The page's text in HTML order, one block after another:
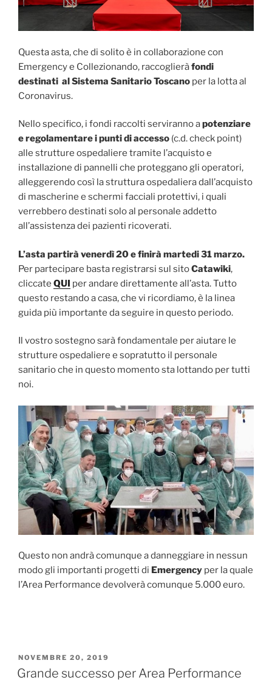
Questa asta, che di solito è in collaborazione con
Emergency e Collezionando, raccoglieràfondi
destinati al Sistema Sanitario Toscano per la lotta al
Coronavirus.
Nello specifico, i fondi raccolti serviranno apotenziare
e regolamentare i punti di accesso (c.d. check point)
alle strutture ospedaliere tramite l’acquisto e
installazione di pannelli che proteggano gli operatori,
alleggerendo così la struttura ospedaliera dall’acquisto
di mascherine e schermi facciali protettivi, i quali
verrebbero destinati solo al personale addetto
all’assistenza dei pazienti ricoverati.
L’asta partirà venerdì 20 e finirà martedi 31 marzo.
Per partecipare basta registrarsi sul sitoCatawiki,
cliccate QUI per andare direttamente all’asta. Tutto
questo restando a casa, che vi ricordiamo, è la linea
guida più importante da seguire in questo periodo.
Il vostro sostegno sarà fondamentale per aiutare le
strutture ospedaliere e sopratutto il personale
sanitario che in questo momento sta lottando per tutti
noi.
Questo non andrà comunque a danneggiare in nessun
modo gli importanti progetti di Emergency per la quale
l’Area Performance devolverà comunque 5.000 euro.
PUBBLICATO
IL
NOVEMBRE 20, 2019
Grande successo per Area Performance